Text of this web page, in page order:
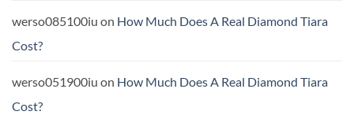
werso085100iu on How Much Does A Real Diamond Tiara
Cost?
werso051900iu on How Much Does A Real Diamond Tiara
Cost?